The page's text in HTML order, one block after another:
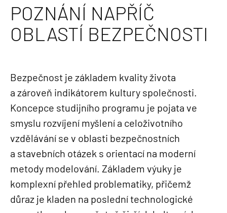
POZNÁNÍ NAPŘÍČ
OBLASTÍ BEZPEČNOSTI
Bezpečnost je základem kvality života
a zároveň indikátorem kultury společnosti.
Koncepce studijního programu je pojata ve
smyslu rozvíjení myšlení a celoživotního
vzdělávání se v oblasti bezpečnostních
a stavebních otázek s orientací na moderní
metody modelování. Základem výuky je
komplexní přehled problematiky, přičemž
důraz je kladen na poslední technologické